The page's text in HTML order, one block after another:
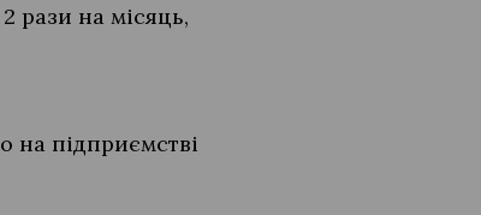
рази на місяць,
на підприємстві